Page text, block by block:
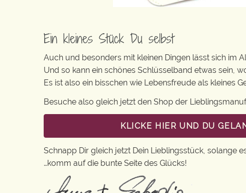
Ein kleines Stück Du selbst
Auch und besonders mit kleinen Dingen lässt sich im
Und so kann ein schönes Schlüsselband etwas sein,
Es ist also ein bisschen wie Lebensfreude als kleines
Besuche also gleich jetzt den Shop der
KLICKE HIER UND DU
Schnapp Dir gleich jetzt Dein Lieblingsstück, solange
…komm auf die bunte Seite des Glücks!